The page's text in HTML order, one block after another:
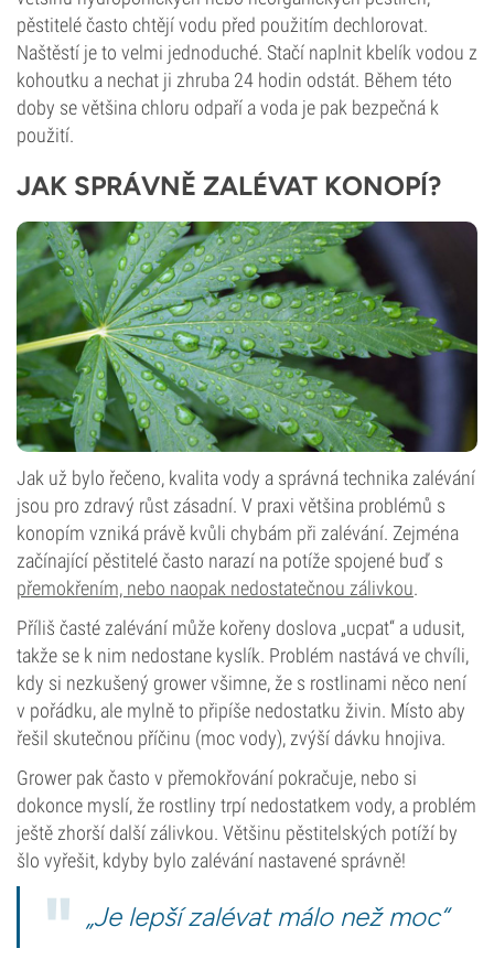
pěstitelé často chtějí vodu před použitím dechlorovat.
Naštěstí je to velmi jednoduché. Stačí naplnit kbelík vodou z
kohoutku a nechat ji zhruba 24 hodin odstát. Během této
doby se většina chloru odpaří a voda je pak bezpečná k
použití.
JAK SPRÁVNĚ ZALÉVAT KONOPÍ?
Jak už bylo řečeno, kvalita vody a správná technika zalévání
jsou pro zdravý růst zásadní. V praxi většina problémů s
konopím vzniká právě kvůli chybám při zalévání. Zejména
začínající pěstitelé často narazí na potíže spojené buď s
přemokřením, nebo naopak nedostatečnou zálivkou.
Příliš časté zalévání může kořeny doslova „ucpat“ a udusit,
takže se k nim nedostane kyslík. Problém nastává ve chvíli,
kdy si nezkušený grower všimne, že s rostlinami něco není
v pořádku, ale mylně to připíše nedostatku živin. Místo aby
řešil skutečnou příčinu (moc vody), zvýší dávku hnojiva.
Grower pak často v přemokřování pokračuje, nebo si
dokonce myslí, že rostliny trpí nedostatkem vody, a problém
ještě zhorší další zálivkou. Většinu pěstitelských potíží by
šlo vyřešit, kdyby bylo zalévání nastavené správně!
„Je lepší zalévat málo než moc“